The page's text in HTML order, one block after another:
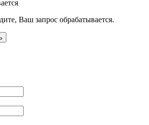
Ваш запрос обрабатывается.